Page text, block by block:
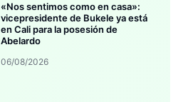
«Nos sentimos como en casa»:
vicepresidente de Bukele ya está
en Cali para la posesión de
Abelardo
06/08/2026